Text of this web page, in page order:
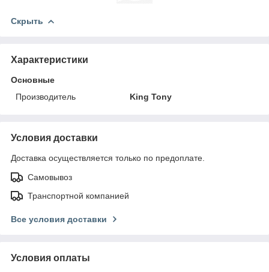
Скрыть
Характеристики
Основные
Производитель
King Tony
Условия доставки
Доставка осуществляется только по предоплате.
Самовывоз
Транспортной компанией
Все условия доставки
Условия оплаты